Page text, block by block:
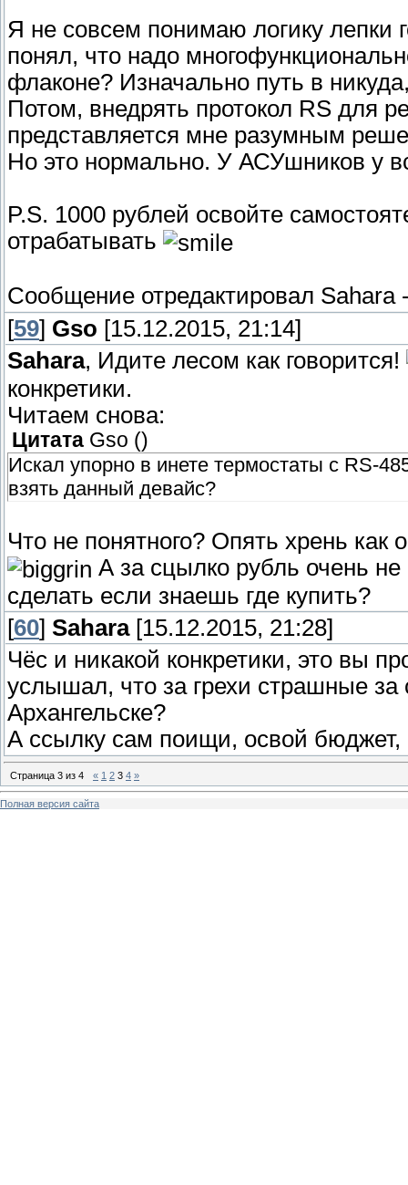
Я не совсем понимаю логику лепки
понял, что надо
флаконе? Изначально путь в
Потом, внедрять протокол RS для
представляется мне разумным
Но это нормально. У АСУшников у
P.S. 1000 рублей освойте
отрабатывать
Сообщение отредактировал Sahara
[59] Gso [15.12.2015, 21:14]
Sahara, Идите лесом как говорится!
конкретики.
Читаем снова:
Цитата Gso ()
Искал упорно в инете термостаты с RS-
взять данный девайс?
Что не понятного? Опять хрень
А за сцылко рубль очень не
сделать если знаешь где купить?
[60] Sahara[15.12.2015, 21:28]
Чёс и никакой конкретики, это вы
услышал, что за грехи страшные
Архангельске?
А ссылку сам поищи, освой бюджет,
Страница 3 из 4 « 1 2 3 4 »
Полная версия сайта